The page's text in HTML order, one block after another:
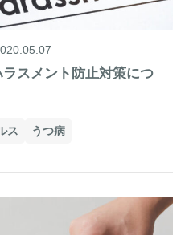
スメント防止対策につ
ス うつ病